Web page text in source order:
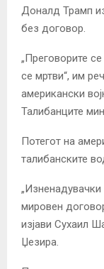
Доналд Трамп
без договор.
„Преговорите
се мртви“, им
американски
Талибанците
Потегот на
талибанските
мировен
изјави Сухаил
Џезира.